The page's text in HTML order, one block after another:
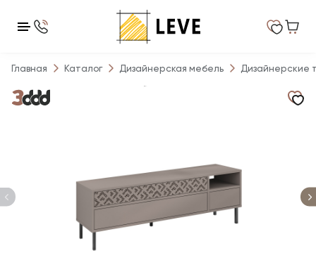
Главная Каталог Дизайнерская мебель Дизайнерские